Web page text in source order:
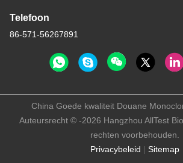
Telefoon
86-571-56267891
Privacybeleid | Sitemap
China Goede kwaliteit Douane
Auteursrecht © -2026 Hangzhou AllTest
rechten voorbehouden.